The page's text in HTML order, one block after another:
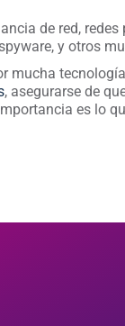
de red,
y otros
mucha
, asegurarse de
es lo